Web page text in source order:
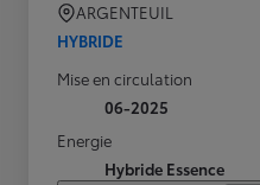
ARGENTEUIL
HYBRIDE
Mise en circulation
06-2025
Energie
Hybride Essence